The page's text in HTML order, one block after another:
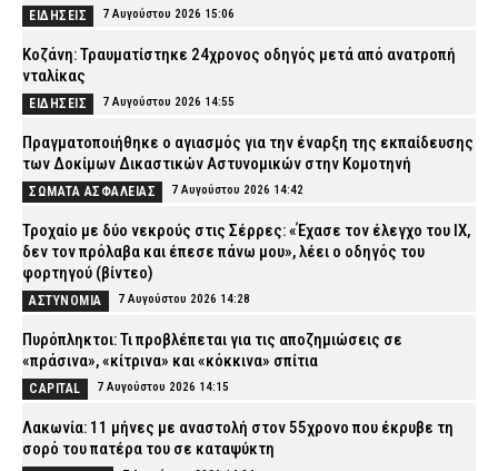
ΕΙΔΗΣΕΙΣ 7 Αυγούστου 2026 15:06
Κοζάνη: Τραυματίστηκε 24χρονος οδηγός μετά από ανατροπή
νταλίκας
ΕΙΔΗΣΕΙΣ 7 Αυγούστου 2026 14:55
Πραγματοποιήθηκε ο αγιασμός για την έναρξη της εκπαίδευσης
των Δοκίμων Δικαστικών Αστυνομικών στην Κομοτηνή
ΣΩΜΑΤΑ ΑΣΦΑΛΕΙΑΣ 7 Αυγούστου 2026 14:42
Τροχαίο με δύο νεκρούς στις Σέρρες: «Έχασε τον έλεγχο του ΙΧ,
δεν τον πρόλαβα και έπεσε πάνω μου», λέει ο οδηγός του
φορτηγού (βίντεο)
ΑΣΤΥΝΟΜΙΑ 7 Αυγούστου 2026 14:28
Πυρόπληκτοι: Τι προβλέπεται για τις αποζημιώσεις σε
«πράσινα», «κίτρινα» και «κόκκινα» σπίτια
CAPITAL 7 Αυγούστου 2026 14:15
Λακωνία: 11 μήνες με αναστολή στον 55χρονο που έκρυβε τη
σορό του πατέρα του σε καταψύκτη